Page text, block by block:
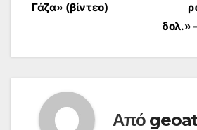
δολ.»
Γάζα» (βίντεο)
Από